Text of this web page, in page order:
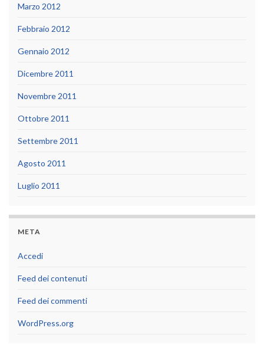
Marzo 2012
Febbraio 2012
Gennaio 2012
Dicembre 2011
Novembre 2011
Ottobre 2011
Settembre 2011
Agosto 2011
Luglio 2011
META
Accedi
Feed dei contenuti
Feed dei commenti
WordPress.org